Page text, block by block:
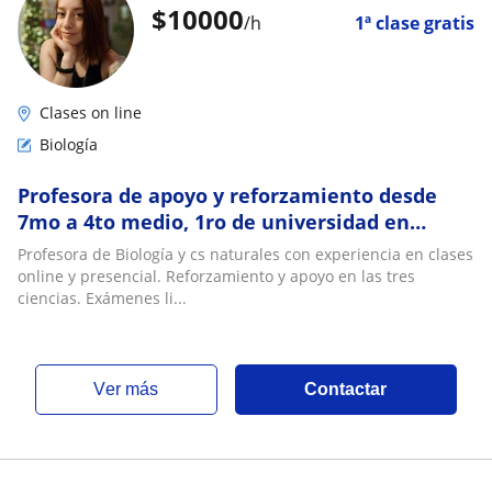
$10000/h 1ª clase gratis
Clases on line
Biología
Profesora de apoyo y reforzamiento desde
7mo a 4to medio, 1ro de universidad en
ramos de ciencias de la salud
Profesora de Biología y cs naturales con experiencia en clases
online y presencial. Reforzamiento y apoyo en las tres
ciencias. Exámenes li...
ver más Contactar